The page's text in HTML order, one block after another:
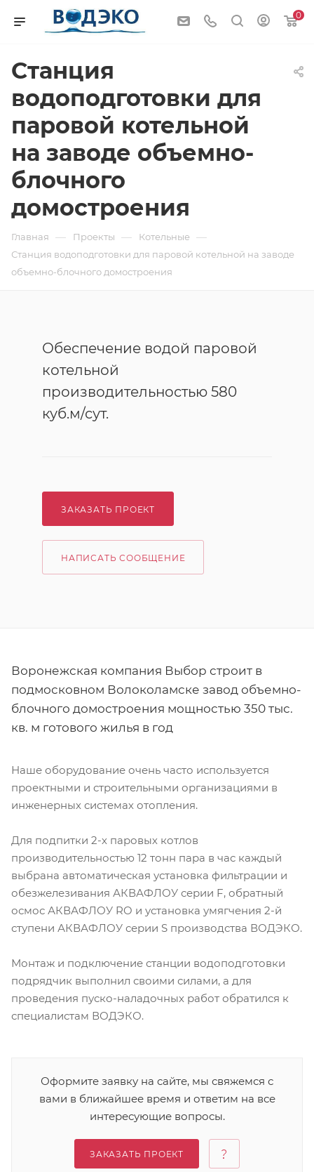
0
Станция
водоподготовки для
паровой котельной
на заводе объемно-
блочного
домостроения
Главная — Проекты — Котельные —
Станция водоподготовки для паровой котельной на заводе
объемно-блочного домостроения
Обеспечение водой паровой
котельной
производительностью 580
куб.м/сут.
ЗАКАЗАТЬ ПРОЕКТ
НАПИСАТЬ СООБЩЕНИЕ
Воронежская компания Выбор строит в
подмосковном Волоколамске завод объемно-
блочного домостроения мощностью 350 тыс.
кв. м готового жилья в год
Наше оборудование очень часто используется
проектными и строительными организациями в
инженерных системах отопления.
Для подпитки 2-х паровых котлов
производительностью 12 тонн пара в час каждый
выбрана автоматическая установка фильтрации и
обезжелезивания АКВАФЛОУ серии F, обратный
осмос АКВАФЛОУ RO и установка умягчения 2-й
ступени АКВАФЛОУ серии S производства ВОДЭКО.
Монтаж и подключение станции водоподготовки
подрядчик выполнил своими силами, а для
проведения пуско-наладочных работ обратился к
специалистам ВОДЭКО.
Оформите заявку на сайте, мы свяжемся с
вами в ближайшее время и ответим на все
интересующие вопросы.
ЗАКАЗАТЬ ПРОЕКТ